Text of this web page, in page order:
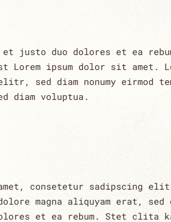
et justo duo dolores et ea
Lorem ipsum dolor sit amet.
sed diam nonumy eirmod
diam voluptua.
consetetur sadipscing
magna aliquyam erat, sed
et ea rebum. Stet clita